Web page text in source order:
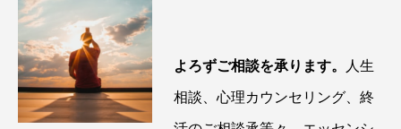
よろずご相談を承ります。 人生
相談、心理カウンセリング、終